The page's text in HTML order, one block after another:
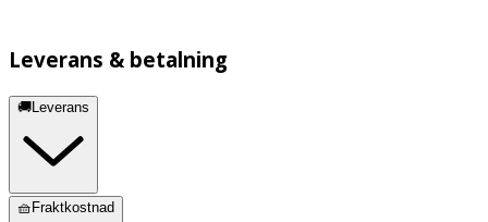
Leverans & betalning
🚚Leverans
🧺Fraktkostnad